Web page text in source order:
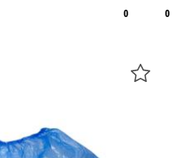
0 0